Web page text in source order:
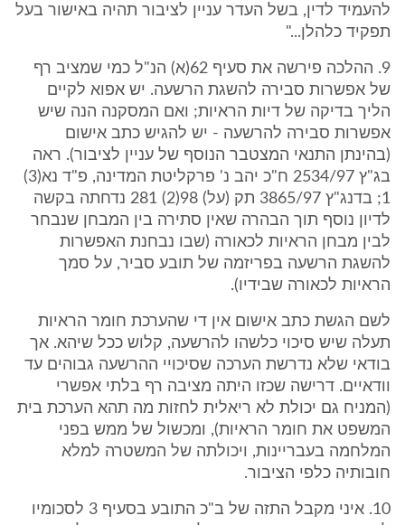
להעמיד לדין, בשל העדר עניין לציבור תהיה באישור בעל
תפקיד כלהלן..."
9. ההלכה פירשה את סעיף 62(א) הנ"ל כמי שמציב רף
של אפשרות סבירה להשגת הרשעה. יש אפוא לקיים
הליך בדיקה של דיות הראיות; ואם המסקנה הנה שיש
אפשרות סבירה להרשעה - יש להגיש כתב אישום
(בהינתן התנאי המצטבר הנוסף של עניין לציבור). ראה
בג"ץ 2534/97 ח"כ יהב נ' פרקליטת המדינה, פ"ד נא(3)
1; בדנג"ץ 3865/97 תק (על) 98(2) 281 נדחתה בקשה
לדיון נוסף תוך הבהרה שאין סתירה בין המבחן שנבחר
לבין מבחן הראיות לכאורה (שבו נבחנת האפשרות
להשגת הרשעה בפריזמה של תובע סביר, על סמך
הראיות לכאורה שבידיו).
לשם הגשת כתב אישום אין די שהערכת חומר הראיות
תעלה שיש סיכוי כלשהו להרשעה, קלוש ככל שיהא. אך
בודאי שלא נדרשת הערכה שסיכויי ההרשעה גבוהים עד
וודאיים. דרישה שכזו היתה מציבה רף בלתי אפשרי
(המניח גם יכולת לא ריאלית לחזות מה תהא הערכת בית
המשפט את חומר הראיות), ומכשול של ממש בפני
המלחמה בעבריינות, ויכולתה של המשטרה למלא
חובותיה כלפי הציבור.
10. איני מקבל התזה של ב"כ התובע בסעיף 3 לסכומיו